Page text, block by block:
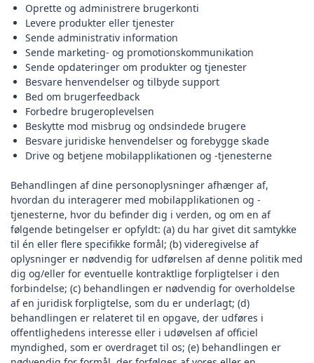
Oprette og administrere brugerkonti
Levere produkter eller tjenester
Sende administrativ information
Sende marketing- og promotionskommunikation
Sende opdateringer om produkter og tjenester
Besvare henvendelser og tilbyde support
Bed om brugerfeedback
Forbedre brugeroplevelsen
Beskytte mod misbrug og ondsindede brugere
Besvare juridiske henvendelser og forebygge skade
Drive og betjene mobilapplikationen og -tjenesterne
Behandlingen af dine personoplysninger afhænger af,
hvordan du interagerer med mobilapplikationen og -
tjenesterne, hvor du befinder dig i verden, og om en af
følgende betingelser er opfyldt: (a) du har givet dit samtykke
til én eller flere specifikke formål; (b) videregivelse af
oplysninger er nødvendig for udførelsen af denne politik med
dig og/eller for eventuelle kontraktlige forpligtelser i den
forbindelse; (c) behandlingen er nødvendig for overholdelse
af en juridisk forpligtelse, som du er underlagt; (d)
behandlingen er relateret til en opgave, der udføres i
offentlighedens interesse eller i udøvelsen af officiel
myndighed, som er overdraget til os; (e) behandlingen er